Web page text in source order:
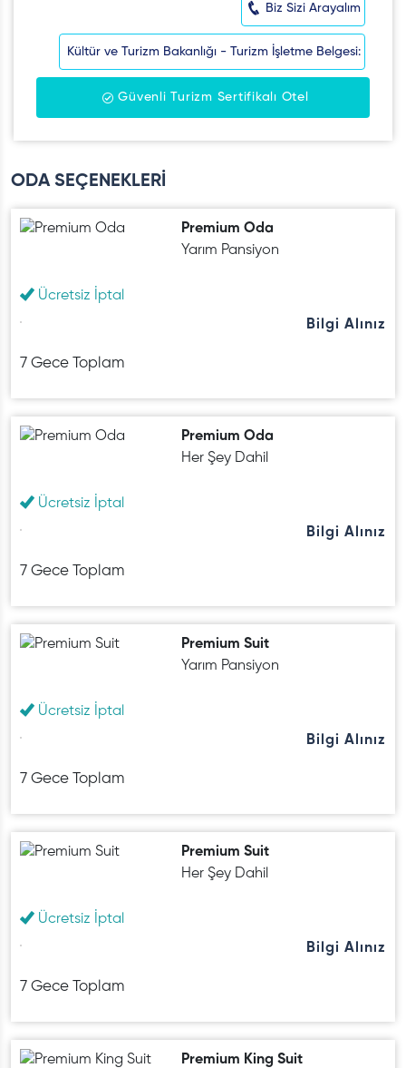
Biz Sizi Arayalım
Kültür ve Turizm Bakanlığı - Turizm İşletme Belgesi:
Güvenli Turizm Sertifikalı Otel
ODA SEÇENEKLERİ
Premium Oda
Yarım Pansiyon
Ücretsiz İptal
7 Gece Toplam
Bilgi Alınız
Premium Oda
Her Şey Dahil
Ücretsiz İptal
7 Gece Toplam
Bilgi Alınız
Premium Suit
Yarım Pansiyon
Ücretsiz İptal
7 Gece Toplam
Bilgi Alınız
Premium Suit
Her Şey Dahil
Ücretsiz İptal
7 Gece Toplam
Bilgi Alınız
Premium King Suit